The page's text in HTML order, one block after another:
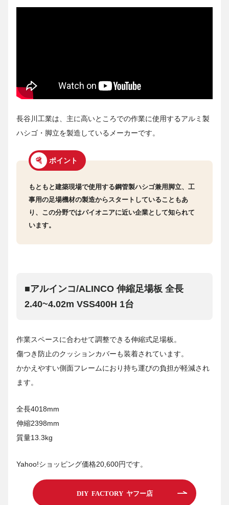
長谷川工業は、主に高いところでの作業に使用するアルミ製
ハシゴ・脚立を製造しているメーカーです。
ポイント
もともと建築現場で使用する鋼管製ハシゴ兼用脚立、工
事用の足場機材の製造からスタートしていることもあ
り、この分野ではパイオニアに近い企業として知られて
います。
■アルインコ/ALINCO 伸縮足場板 全長
2.40~4.02m VSS400H 1台
作業スペースに合わせて調整できる伸縮式足場板。
傷つき防止のクッションカバーも装着されています。
かかえやすい側面フレームにおり持ち運びの負担が軽減され
ます。
全長4018mm
伸縮2398mm
質量13.3kg
Yahoo!ショッピング価格20,600円です。
DIY FACTORY ヤフー店